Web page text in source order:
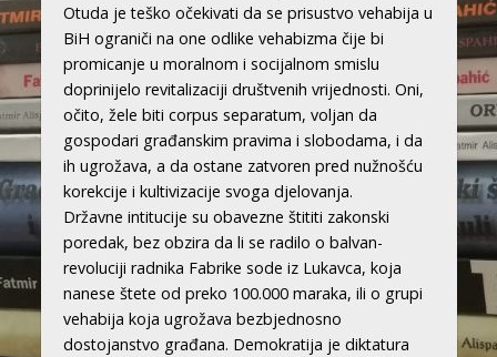
Otuda je teško očekivati da se prisustvo vehabija u
BiH ograniči na one odlike vehabizma čije bi
promicanje u moralnom i socijalnom smislu
doprinijelo revitalizaciji društvenih vrijednosti. Oni,
očito, žele biti corpus separatum, voljan da
gospodari građanskim pravima i slobodama, i da
ih ugrožava, a da ostane zatvoren pred nužnošću
korekcije i kultivizacije svoga djelovanja.
Državne intitucije su obavezne štititi zakonski
poredak, bez obzira da li se radilo o balvan-
revoluciji radnika Fabrike sode iz Lukavca, koja
nanese štete od preko 100.000 maraka, ili o grupi
vehabija koja ugrožava bezbjednosno
dostojanstvo građana. Demokratija je diktatura